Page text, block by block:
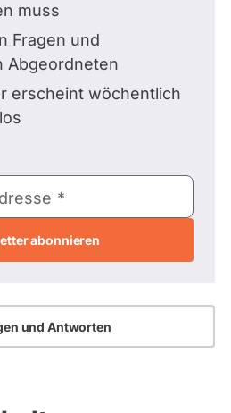
muss
Fragen und
Abgeordneten
erscheint wöchentlich
und Antworten